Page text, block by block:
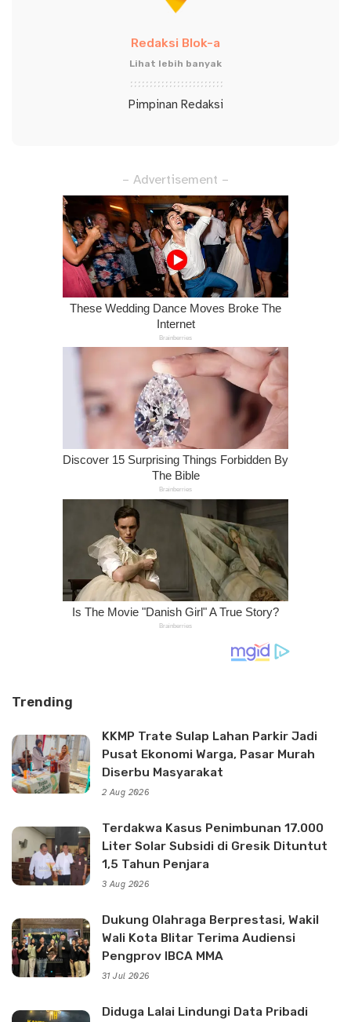
Redaksi Blok-a
Lihat lebih banyak
Pimpinan Redaksi
– Advertisement –
Trending
KKMP Trate Sulap Lahan Parkir Jadi
Pusat Ekonomi Warga, Pasar Murah
Diserbu Masyarakat
2 Aug 2026
Terdakwa Kasus Penimbunan 17.000
Liter Solar Subsidi di Gresik Dituntut
1,5 Tahun Penjara
3 Aug 2026
Dukung Olahraga Berprestasi, Wakil
Wali Kota Blitar Terima Audiensi
Pengprov IBCA MMA
31 Jul 2026
Diduga Lalai Lindungi Data Pribadi